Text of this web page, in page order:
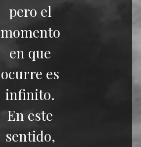
pero el
momento
en que
ocurre es
infinito.
En este
sentido,